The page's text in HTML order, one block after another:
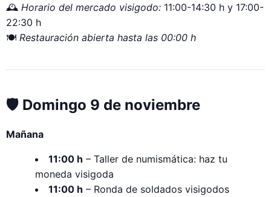
🕰️ Horario del mercado visigodo: 11:00-14:30 h y 17:00-
22:30 h
🍽️ Restauración abierta hasta las 00:00 h
🛡️ Domingo 9 de noviembre
Mañana
11:00 h – Taller de numismática: haz tu
moneda visigoda
11:00 h – Ronda de soldados visigodos